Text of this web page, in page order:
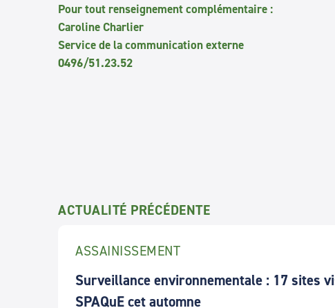
Pour tout renseignement complémentaire :
Caroline Charlier
Service de la communication externe
0496/51.23.52
ACTUALITÉ PRÉCÉDENTE
ASSAINISSEMENT
Surveillance environnementale : 17 sites
SPAQuE cet automne